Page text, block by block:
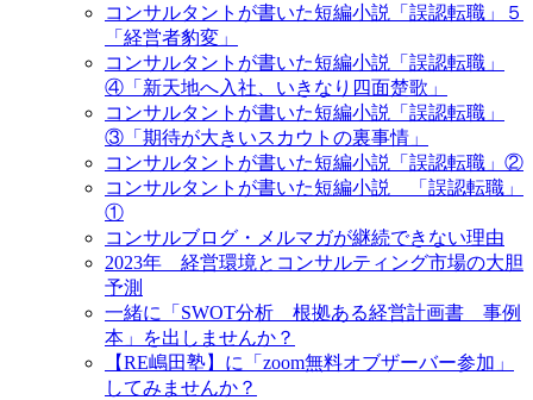
コンサルタントが書いた短編小説「誤認転職」５
「経営者豹変」
コンサルタントが書いた短編小説「誤認転職」
④「新天地へ入社、いきなり四面楚歌」
コンサルタントが書いた短編小説「誤認転職」
③「期待が大きいスカウトの裏事情」
コンサルタントが書いた短編小説「誤認転職」②
コンサルタントが書いた短編小説 「誤認転職」
①
コンサルブログ・メルマガが継続できない理由
2023年 経営環境とコンサルティング市場の大胆
予測
一緒に「SWOT分析 根拠ある経営計画書 事例
本」を出しませんか？
【RE嶋田塾】に「zoom無料オブザーバー参加」
してみませんか？